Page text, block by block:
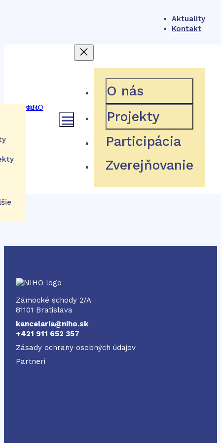
Aktuality
Kontakt
O nás
Projekty
Participácia
Zverejňovanie
404
Hľadaná stránka neexistuje
NIHO
Zámocké schody 2/A
81101 Bratislava
kancelaria@niho.sk
+421 911 652 357
Zásady ochrany osobných údajov
Partneri